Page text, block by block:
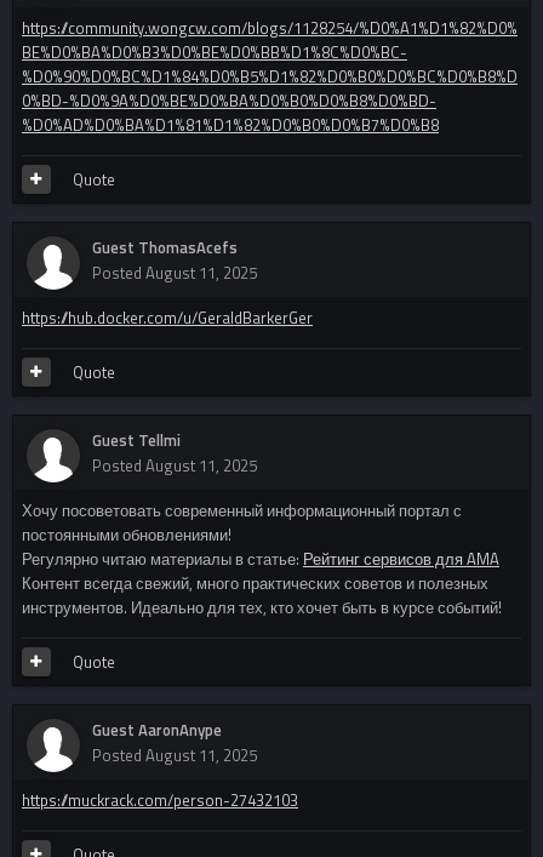
https://community.wongcw.com/blogs/1128254/%D0%A1%D1%82%D0%
BE%D0%BA%D0%B3%D0%BE%D0%BB%D1%8C%D0%BC-
%D0%90%D0%BC%D1%84%D0%B5%D1%82%D0%B0%D0%BC%D0%B8%D
0%BD-%D0%9A%D0%BE%D0%BA%D0%B0%D0%B8%D0%BD-
%D0%AD%D0%BA%D1%81%D1%82%D0%B0%D0%B7%D0%B8
Quote
Guest ThomasAcefs
Posted August 11, 2025
https://hub.docker.com/u/GeraldBarkerGer
Quote
Guest Tellmi
Posted August 11, 2025
Хочу посоветовать современный информационный портал с
постоянными обновлениями!
Регулярно читаю материалы в статье: Рейтинг сервисов для AMA
Контент всегда свежий, много практических советов и полезных
инструментов. Идеально для тех, кто хочет быть в курсе событий!
Quote
Guest AaronAnype
Posted August 11, 2025
https://muckrack.com/person-27432103